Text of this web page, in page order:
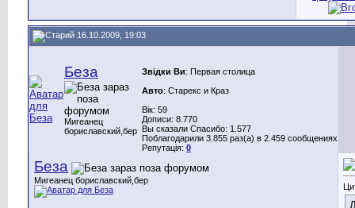
16.10.2009, 19:03
Беза
Мигеанец
бориславский,бер
Звідки Ви: Первая столица
Авто: Старекс и Краз
Вік: 59
Дописи: 8.770
Вы сказали Спасибо: 1.577
Поблагодарили 3.855 раз(а) в 2.459 сообщениях
Репутація: 0
Беза
Мигеанец бориславский,бер